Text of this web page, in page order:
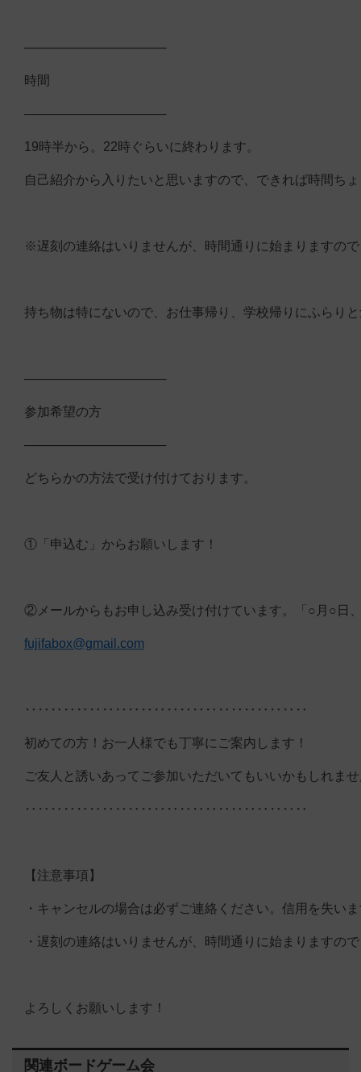
────────────────
時間
────────────────
19時半から。22時ぐらいに終わります。
自己紹介から入りたいと思いますので、できれば時間ち
※遅刻の連絡はいりませんが、時間通りに始まりますの
持ち物は特にないので、お仕事帰り、学校帰りにふらり
────────────────
参加希望の方
────────────────
どちらかの方法で受け付けております。
①「申込む」からお願いします！
②メールからもお申し込み受け付けています。「○月○日
fujifabox@gmail.com
‥‥‥‥‥‥‥‥‥‥‥‥‥‥‥‥‥‥‥‥‥‥
初めての方！お一人様でも丁寧にご案内します！
ご友人と誘いあってご参加いただいてもいいかもしれま
‥‥‥‥‥‥‥‥‥‥‥‥‥‥‥‥‥‥‥‥‥‥
【注意事項】
・キャンセルの場合は必ずご連絡ください。信用を失い
・遅刻の連絡はいりませんが、時間通りに始まりますの
よろしくお願いします！
関連ボードゲーム会